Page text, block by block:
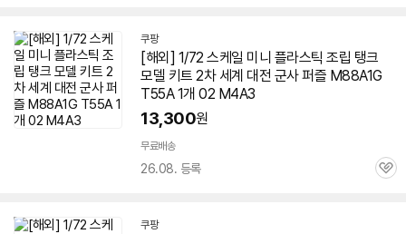
쿠팡
[해외] 1/72 스케일 미니 플라스틱 조립 탱크
모델 키트 2차 세계 대전 군사 퍼즐 M88A1G
T55A 1개 02 M4A3
13,300원
무료배송
26.08. 등록
관
쿠팡